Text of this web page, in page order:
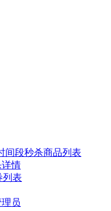
间段秒杀商品列表
详情
列表
员